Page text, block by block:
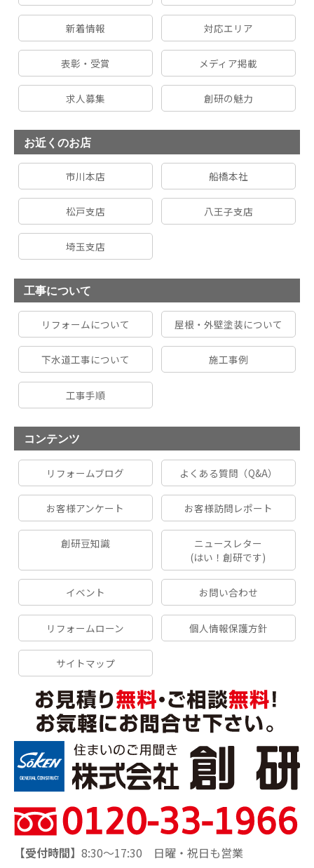
新着情報 対応エリア
表彰・受賞 メディア掲載
求人募集 創研の魅力
お近くのお店
市川本店 船橋本社
松戸支店 八王子支店
埼玉支店
工事について
リフォームについて 屋根・外壁塗装について
下水道工事について 施工事例
工事手順
コンテンツ
リフォームブログ よくある質問（Q&A）
お客様アンケート お客様訪問レポート
創研豆知識
ニュースレター
(はい！創研です)
イベント お問い合わせ
リフォームローン 個人情報保護方針
サイトマップ
【受付時間】 8:30～17:30 日曜・祝日も営業